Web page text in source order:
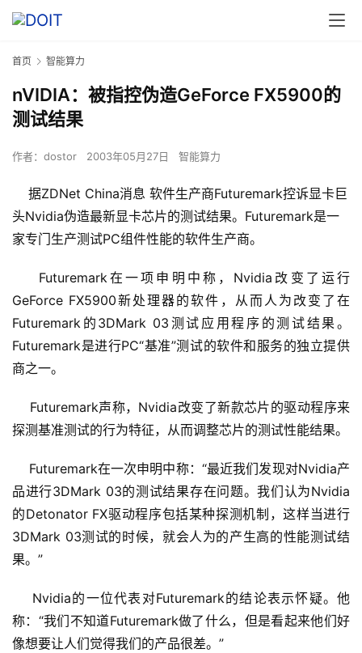
首页 智能算力
nVIDIA：被指控伪造GeForce FX5900的
测试结果
作者： dostor 2003年05月27日 智能算力
据ZDNet China消息 软件生产商Futuremark控诉显卡巨
头Nvidia伪造最新显卡芯片的测试结果。Futuremark是一
家专门生产测试PC组件性能的软件生产商。
Futuremark在一项申明中称，Nvidia改变了运行
GeForce FX5900新处理器的软件，从而人为改变了在
Futuremark的3DMark 03测试应用程序的测试结果。
Futuremark是进行PC“基准”测试的软件和服务的独立提供
商之一。
Futuremark声称，Nvidia改变了新款芯片的驱动程序来
Futuremark在一次申明中称：“最近我们发现对Nvidia产
品进行3DMark 03的测试结果存在问题。我们认为Nvidia
的Detonator FX驱动程序包括某种探测机制，这样当进行
3DMark 03测试的时候，就会人为的产生高的性能测试结
果。”
Nvidia的一位代表对Futuremark的结论表示怀疑。他
称：“我们不知道Futuremark做了什么，但是看起来他们好
像想要让人们觉得我们的产品很差。”